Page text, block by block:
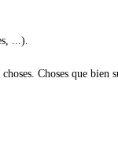
...).
Choses que bien